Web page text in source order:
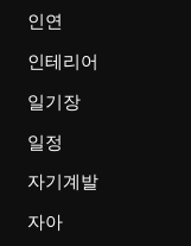
인연
인테리어
일기장
일정
자기계발
자아